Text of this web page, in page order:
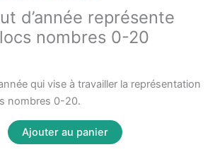
d’année représente
nombres 0-20
qui vise à travailler la représentation
nombres 0-20.
Ajouter au panier